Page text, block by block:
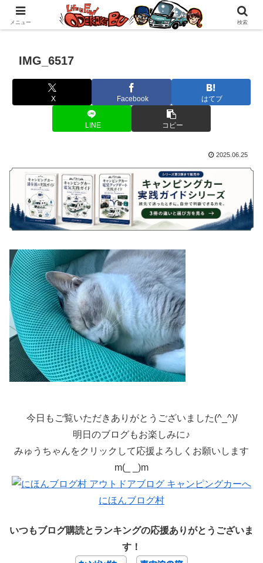
自作キャンピングカーで1年の3分の1を北海道でのんびりバンライフ♪
IMG_6517
X Facebook はてブ
LINE コピー
2025.06.25
今日もご覧いただきありがとうございました(^_^)/
明日のブログもお楽しみに♪
みゅうちゃんをクリックして応援よろしくお願いします
m(_ _)m
にほんブログ村
いつもブログ購読とランキングの応援ありがとうございま
す！
メニュー 検索